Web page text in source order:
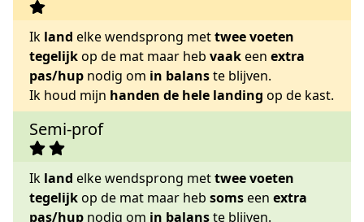
Ik land elke wendsprong mettwee voeten
tegelijkop de mat maar heb vaakeen extra
pas/hup nodig om in balanste blijven.
Ik houd mijn handen de hele landing op de kast.
Semi-prof
Ik land elke wendsprong mettwee voeten
tegelijkop de mat maar heb somseen extra
pas/hup nodig om in balanste blijven.